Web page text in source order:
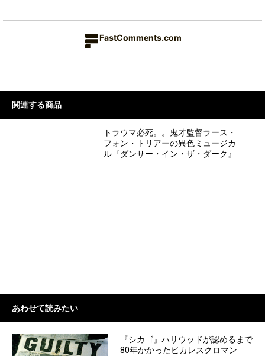
FastComments.com
関連する商品
トラウマ必死。。鬼才監督ラース・
フォン・トリアーの異色ミュージカ
ル『ダンサー・イン・ザ・ダーク』
あわせて読みたい
『シカゴ』ハリウッドが認めるまで
80年かかったピカレスクロマン